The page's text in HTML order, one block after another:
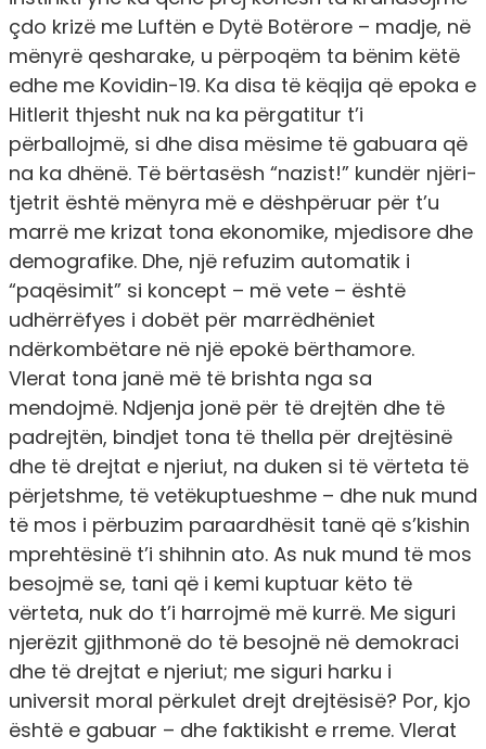
çdo krizë me Luftën e Dytë Botërore – madje, në
mënyrë qesharake, u përpoqëm ta bënim këtë
edhe me Kovidin-19. Ka disa të këqija që epoka e
Hitlerit thjesht nuk na ka përgatitur t’i
përballojmë, si dhe disa mësime të gabuara që
na ka dhënë. Të bërtasësh “nazist!” kundër njëri-
tjetrit është mënyra më e dëshpëruar për t’u
marrë me krizat tona ekonomike, mjedisore dhe
demografike. Dhe, një refuzim automatik i
“paqësimit” si koncept – më vete – është
udhërrëfyes i dobët për marrëdhëniet
ndërkombëtare në një epokë bërthamore.
Vlerat tona janë më të brishta nga sa
mendojmë. Ndjenja jonë për të drejtën dhe të
padrejtën, bindjet tona të thella për drejtësinë
dhe të drejtat e njeriut, na duken si të vërteta të
përjetshme, të vetëkuptueshme – dhe nuk mund
të mos i përbuzim paraardhësit tanë që s’kishin
mprehtësinë t’i shihnin ato. As nuk mund të mos
besojmë se, tani që i kemi kuptuar këto të
vërteta, nuk do t’i harrojmë më kurrë. Me siguri
njerëzit gjithmonë do të besojnë në demokraci
dhe të drejtat e njeriut; me siguri harku i
universit moral përkulet drejt drejtësisë? Por, kjo
është e gabuar – dhe faktikisht e rreme. Vlerat